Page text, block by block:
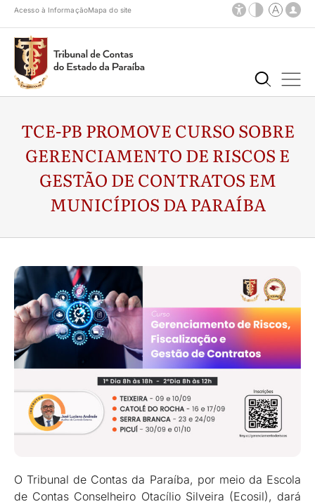
Acesso à InformaçãoMapa do site
TCE-PB PROMOVE CURSO SOBRE
GERENCIAMENTO DE RISCOS E
GESTÃO DE CONTRATOS EM
MUNICÍPIOS DA PARAÍBA
O Tribunal de Contas da Paraíba, por meio da Escola
de Contas Conselheiro Otacílio Silveira (Ecosil), dará